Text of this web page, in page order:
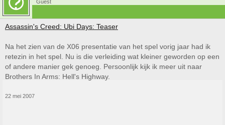
Guest
Assassin's Creed: Ubi Days: Teaser
Na het zien van de X06 presentatie van het spel vorig jaar had ik
retezin in het spel. Nu is die verleiding wat kleiner geworden op een
of andere manier gek genoeg. Persoonlijk kijk ik meer uit naar
Brothers In Arms: Hell's Highway.
22 mei 2007